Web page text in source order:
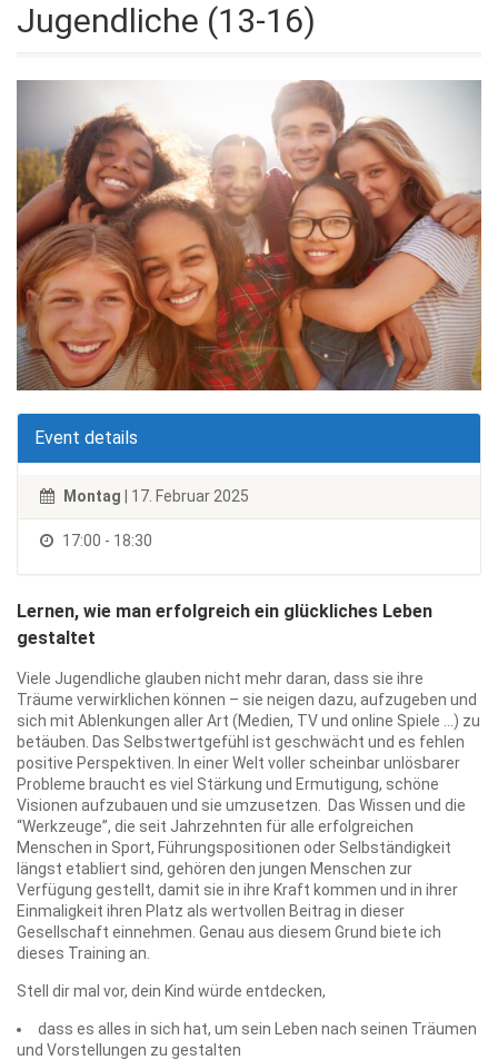
Jugendliche (13-16)
Event details
Montag | 17. Februar 2025
17:00 - 18:30
Lernen, wie man erfolgreich ein glückliches Leben
gestaltet
Viele Jugendliche glauben nicht mehr daran, dass sie ihre
Träume verwirklichen können – sie neigen dazu, aufzugeben und
sich mit Ablenkungen aller Art (Medien, TV und online Spiele …) zu
betäuben. Das Selbstwertgefühl ist geschwächt und es fehlen
positive Perspektiven. In einer Welt voller scheinbar unlösbarer
Probleme braucht es viel Stärkung und Ermutigung, schöne
Visionen aufzubauen und sie umzusetzen. Das Wissen und die
“Werkzeuge”, die seit Jahrzehnten für alle erfolgreichen
Menschen in Sport, Führungspositionen oder Selbständigkeit
längst etabliert sind, gehören den jungen Menschen zur
Verfügung gestellt, damit sie in ihre Kraft kommen und in ihrer
Einmaligkeit ihren Platz als wertvollen Beitrag in dieser
Gesellschaft einnehmen. Genau aus diesem Grund biete ich
dieses Training an.
Stell dir mal vor, dein Kind würde entdecken,
dass es alles in sich hat, um sein Leben nach seinen Träumen
und Vorstellungen zu gestalten